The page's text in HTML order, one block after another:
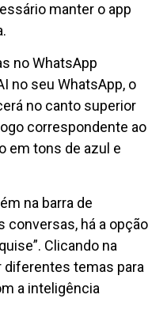
manter o app
no WhatsApp
no seu WhatsApp, o
no canto superior
correspondente ao
em tons de azul e
na barra de
conversas, há a opção
Clicando na
diferentes temas para
a inteligência